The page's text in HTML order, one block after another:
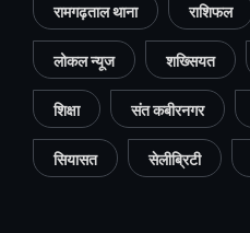
रामगढ़ताल थाना राशिफल
लोकल न्यूज शख्सियत
शिक्षा संत कबीरनगर
सियासत सेलीब्रिटी